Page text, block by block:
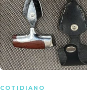
COTIDIANO